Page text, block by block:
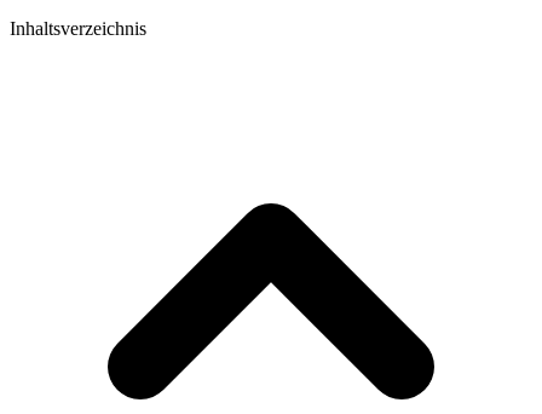
Inhaltsverzeichnis